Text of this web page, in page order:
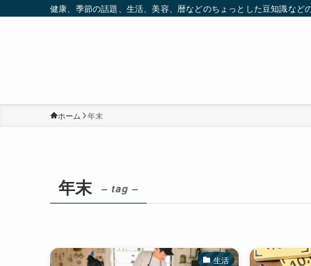
健康、季節の話題、生活、美容、暦などのちょっとした豆知識など
ホーム 年末
年末 – tag –
生活